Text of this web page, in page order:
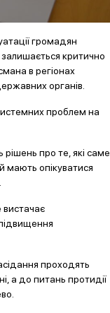
громадян
критично
в регіонах
органів.
проблем на
рішень про те, які саме
мають опікуватися
проходять
а до питань протидії